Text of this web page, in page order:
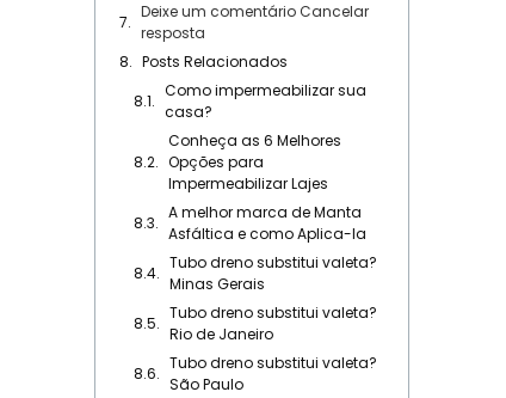
Deixe um comentário Cancelar
resposta
Posts Relacionados
Como impermeabilizar sua
casa?
Conheça as 6 Melhores
Opções para
Impermeabilizar Lajes
A melhor marca de Manta
Asfáltica e como Aplica-la
Tubo dreno substitui valeta?
Minas Gerais
Tubo dreno substitui valeta?
Rio de Janeiro
Tubo dreno substitui valeta?
São Paulo